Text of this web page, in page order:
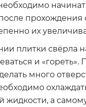
прохождения
их
плитки свёрла
и «гореть».
много
жидкости, а